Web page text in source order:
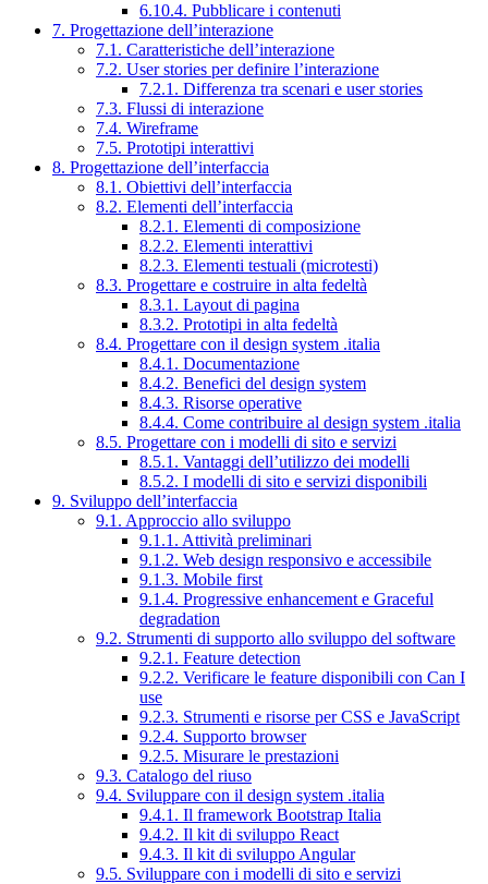
6.10.4. Pubblicare i contenuti
7. Progettazione dell’interazione
7.1. Caratteristiche dell’interazione
7.2. User stories per definire l’interazione
7.2.1. Differenza tra scenari e user stories
7.3. Flussi di interazione
7.4. Wireframe
7.5. Prototipi interattivi
8. Progettazione dell’interfaccia
8.1. Obiettivi dell’interfaccia
8.2. Elementi dell’interfaccia
8.2.1. Elementi di composizione
8.2.2. Elementi interattivi
8.2.3. Elementi testuali (microtesti)
8.3. Progettare e costruire in alta fedeltà
8.3.1. Layout di pagina
8.3.2. Prototipi in alta fedeltà
8.4. Progettare con il design system .italia
8.4.1. Documentazione
8.4.2. Benefici del design system
8.4.3. Risorse operative
8.4.4. Come contribuire al design system .italia
8.5. Progettare con i modelli di sito e servizi
8.5.1. Vantaggi dell’utilizzo dei modelli
8.5.2. I modelli di sito e servizi disponibili
9. Sviluppo dell’interfaccia
9.1. Approccio allo sviluppo
9.1.1. Attività preliminari
9.1.2. Web design responsivo e accessibile
9.1.3. Mobile first
9.1.4. Progressive enhancement e Graceful
degradation
9.2. Strumenti di supporto allo sviluppo del software
9.2.1. Feature detection
9.2.2. Verificare le feature disponibili con Can I
use
9.2.3. Strumenti e risorse per CSS e JavaScript
9.2.4. Supporto browser
9.2.5. Misurare le prestazioni
9.3. Catalogo del riuso
9.4. Sviluppare con il design system .italia
9.4.1. Il framework Bootstrap Italia
9.4.2. Il kit di sviluppo React
9.4.3. Il kit di sviluppo Angular
9.5. Sviluppare con i modelli di sito e servizi